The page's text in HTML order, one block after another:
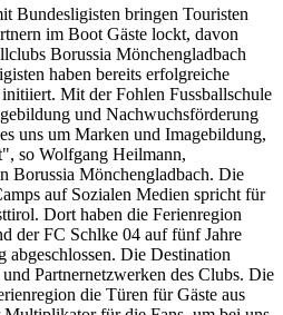
Bundesligisten bringen Touristen
im Boot Gäste lockt, davon
Borussia Mönchengladbach
haben bereits erfolgreiche
Mit der Fohlen Fussballschule
und Nachwuchsförderung
uns um Marken und Imagebildung,
so Wolfgang Heilmann,
Borussia Mönchengladbach. Die
auf Sozialen Medien spricht für
Dort haben die Ferienregion
der FC Schlke 04 auf fünf Jahre
abgeschlossen. Die Destination
Partnernetzwerken des Clubs. Die
die Türen für Gäste aus